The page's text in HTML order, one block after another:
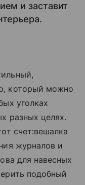
и заставит
который можно
уголках
разных целях.
счет:вешалка
журналов и
для навесных
подобный